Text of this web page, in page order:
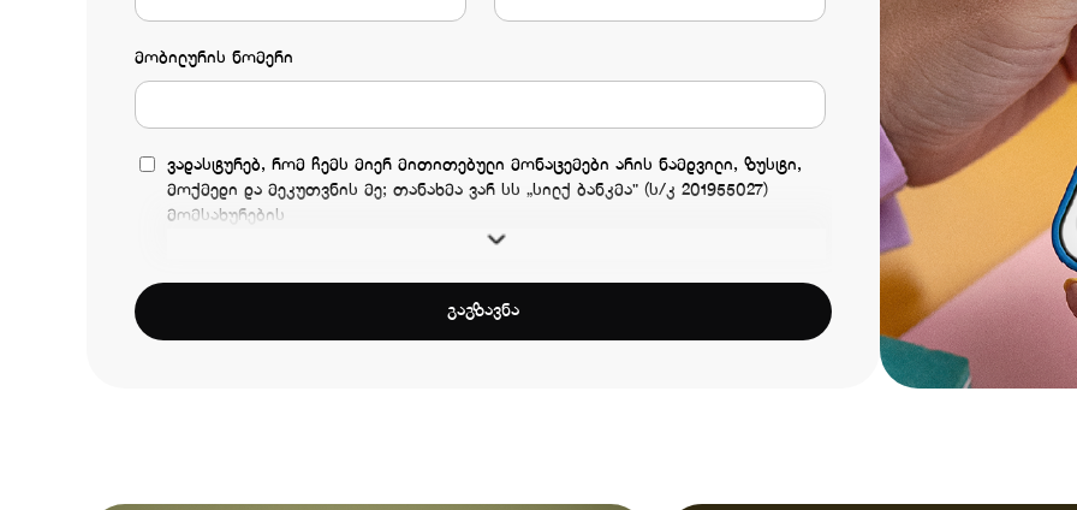
მობილურის ნომერი
ვადასტურებ, რომ ჩემს მიერ მითითებული მონაცემები არის ნამდვილი, ზუსტი,
მოქმედი და მეკუთვნის მე; თანახმა ვარ სს „სილქ ბანკმა" (ს/კ 201955027)
მომსახურების
გაგზავნა